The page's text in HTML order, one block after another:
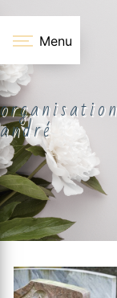
Menu
andré